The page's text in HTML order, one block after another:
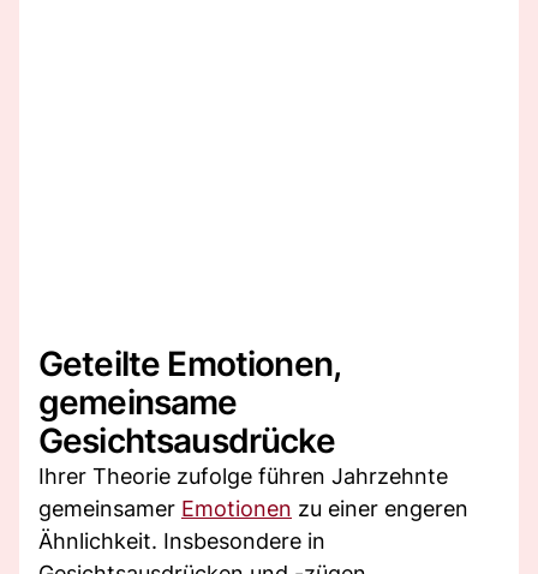
Geteilte Emotionen,
gemeinsame
Gesichtsausdrücke
Ihrer Theorie zufolge führen Jahrzehnte
gemeinsamer Emotionen zu einer engeren
Ähnlichkeit. Insbesondere in